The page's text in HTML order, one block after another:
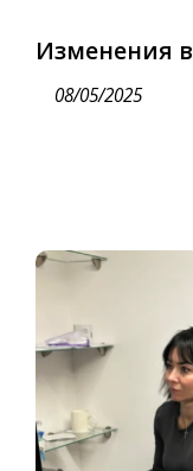
Изменения
08/05/2025